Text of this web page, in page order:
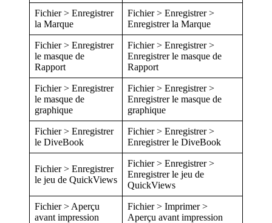
Fichier > Enregistrer
la Marque
Fichier > Enregistrer >
Enregistrer la Marque
Fichier > Enregistrer
le masque de
Rapport
Fichier > Enregistrer >
Enregistrer le masque de
Rapport
Fichier > Enregistrer
le masque de
graphique
Fichier > Enregistrer >
Enregistrer le masque de
graphique
Fichier > Enregistrer
le DiveBook
Fichier > Enregistrer >
Enregistrer le DiveBook
Fichier > Enregistrer
le jeu de QuickViews
Fichier > Enregistrer >
Enregistrer le jeu de
QuickViews
Fichier > Aperçu
avant impression
Fichier > Imprimer >
Aperçu avant impression